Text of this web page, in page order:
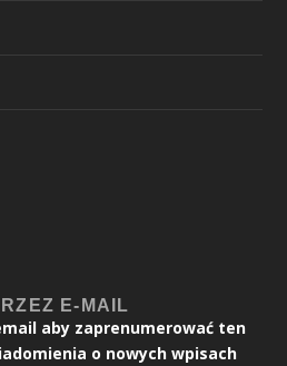
E-MAIL
aby zaprenumerować ten
o nowych wpisach